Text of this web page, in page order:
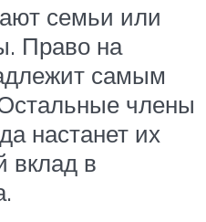
семьи или
Право на
самым
члены
настанет их
вклад в